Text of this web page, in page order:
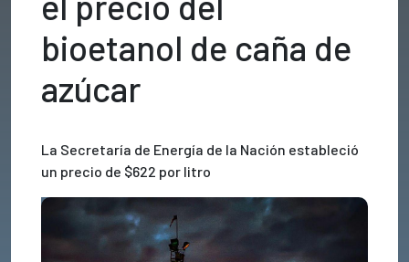
bioetanol de caña de
azúcar
La Secretaría de Energía de la Nación estableció
un precio de $622 por litro